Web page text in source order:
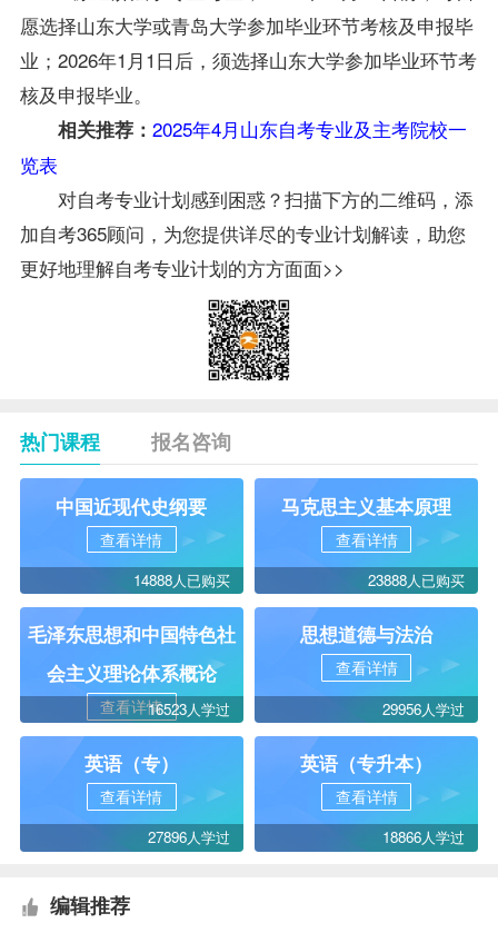
愿选择山东大学或青岛大学参加毕业环节考核及申报毕
业；2026年1月1日后，须选择山东大学参加毕业环节考
核及申报毕业。
相关推荐： 2025年4月山东自考专业及主考院校一
览表
对自考专业计划感到困惑？扫描下方的二维码，添
加自考365顾问，为您提供详尽的专业计划解读，助您
更好地理解自考专业计划的方方面面>>
热门课程 报名咨询
中国近现代史纲要
查看详情
14888人已购买
马克思主义基本原理
查看详情
23888人已购买
毛泽东思想和中国特色社
会主义理论体系概论
查看详情16523人学过
思想道德与法治
查看详情
29956人学过
英语（专）
查看详情
27896人学过
英语（专升本）
查看详情
18866人学过
编辑推荐